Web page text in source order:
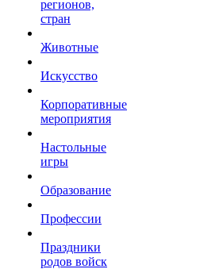
регионов,
стран
Животные
Искусство
Корпоративные
мероприятия
Настольные
игры
Образование
Профессии
Праздники
родов войск